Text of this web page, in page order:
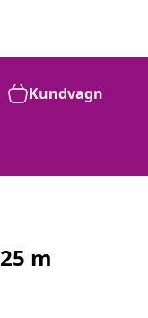
Kundvagn
m